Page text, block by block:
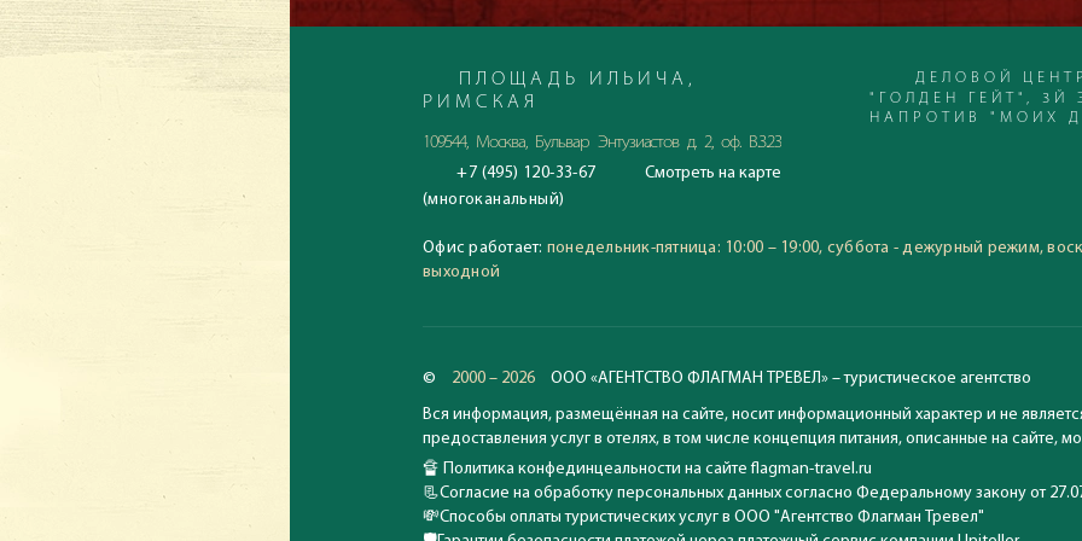
насыщенная культурная программа, активная ночная жизнь, прекрасный сервис,
с чем несравним!
ПЛОЩАДЬ ИЛЬИЧА,
РИМСКАЯ
109544, Москва, Бульвар Энтузиастов д. 2, оф. В.3.23
+7 (495) 120-33-67
(многоканальный)
Смотреть на карте
ДЕЛОВОЙ ЦЕНТР
"ГОЛДЕН ГЕЙТ", 3Й
НАПРОТИВ "МОИХ
воскресение: выходной
Офис работает: понедельник-пятница: 10:00 – 19:00, суббота - дежурный режим,
выходной
© 2000 – 2026
ООО «АГЕНТСТВО ФЛАГМАН ТРЕВЕЛ» – туристическое агентство
Вся информация, размещённая на сайте, носит информационный характер и не
предоставления услуг в отелях, в том числе концепция питания, описанные на сайте,
🔏 Политика конфединцеальности на сайте flagman-travel.ru
📃Согласие на обработку персональных данных согласно Федеральному закону от
💸Способы оплаты туристических услуг в ООО "Агентство Флагман Тревел"